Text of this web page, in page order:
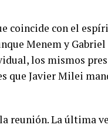
coincide con el
Menem y
los mismos
que Javier Milei
reunión. La última